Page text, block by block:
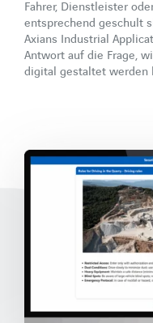
Beton
Asphalt
Kalk- und
Unternehmensprofil
Downloads
Fahrer, Dienstleister
entsprechend geschult
Axians Industrial
Antwort auf die Frage,
digital gestaltet werden